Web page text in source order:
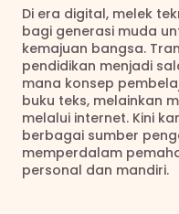
Di era digital, melek
bagi generasi muda
kemajuan bangsa.
pendidikan menjadi
mana konsep
buku teks, melainkan
melalui internet. Kini
berbagai sumber
memperdalam
personal dan mandiri.